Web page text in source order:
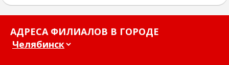
АДРЕСА ФИЛИАЛОВ В ГОРОДЕ